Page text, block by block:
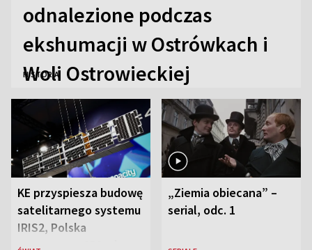
odnalezione podczas
ekshumacji w Ostrówkach i
Woli Ostrowieckiej
HISTORIA
KE przyspiesza budowę
satelitarnego systemu
IRIS2, Polska
przeznaczy 656 mln
„Ziemia obiecana” –
serial, odc. 1